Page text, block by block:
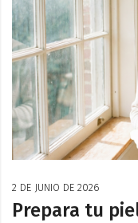
2 DE JUNIO DE 2026
Prepara tu